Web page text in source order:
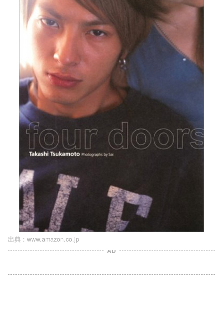
出典 : www.amazon.co.jp
AD